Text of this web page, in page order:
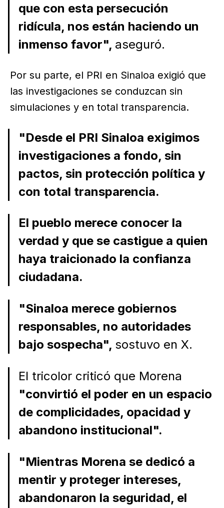
que con esta persecución
ridícula, nos están haciendo un
inmenso favor", aseguró.
Por su parte, el PRI en Sinaloa exigió que
las investigaciones se conduzcan sin
simulaciones y en total transparencia.
"Desde el PRI Sinaloa exigimos
investigaciones a fondo, sin
pactos, sin protección política y
con total transparencia.
El pueblo merece conocer la
verdad y que se castigue a quien
haya traicionado la confianza
ciudadana.
"Sinaloa merece gobiernos
responsables, no autoridades
bajo sospecha", sostuvo en X.
El tricolor criticó que Morena
"convirtió el poder en un espacio
de complicidades, opacidad y
abandono institucional".
"Mientras Morena se dedicó a
mentir y proteger intereses,
abandonaron la seguridad, el